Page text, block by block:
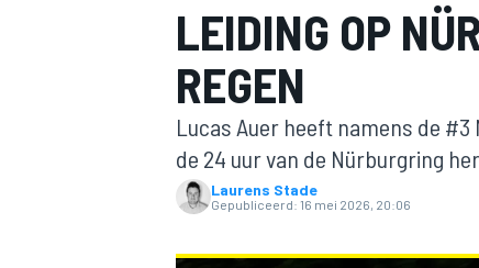
LEIDING OP
REGEN
Lucas Auer heeft namens de #3
de 24 uur van de Nürburgring
Laurens Stade
Gepubliceerd: 16 mei 2026, 20:06